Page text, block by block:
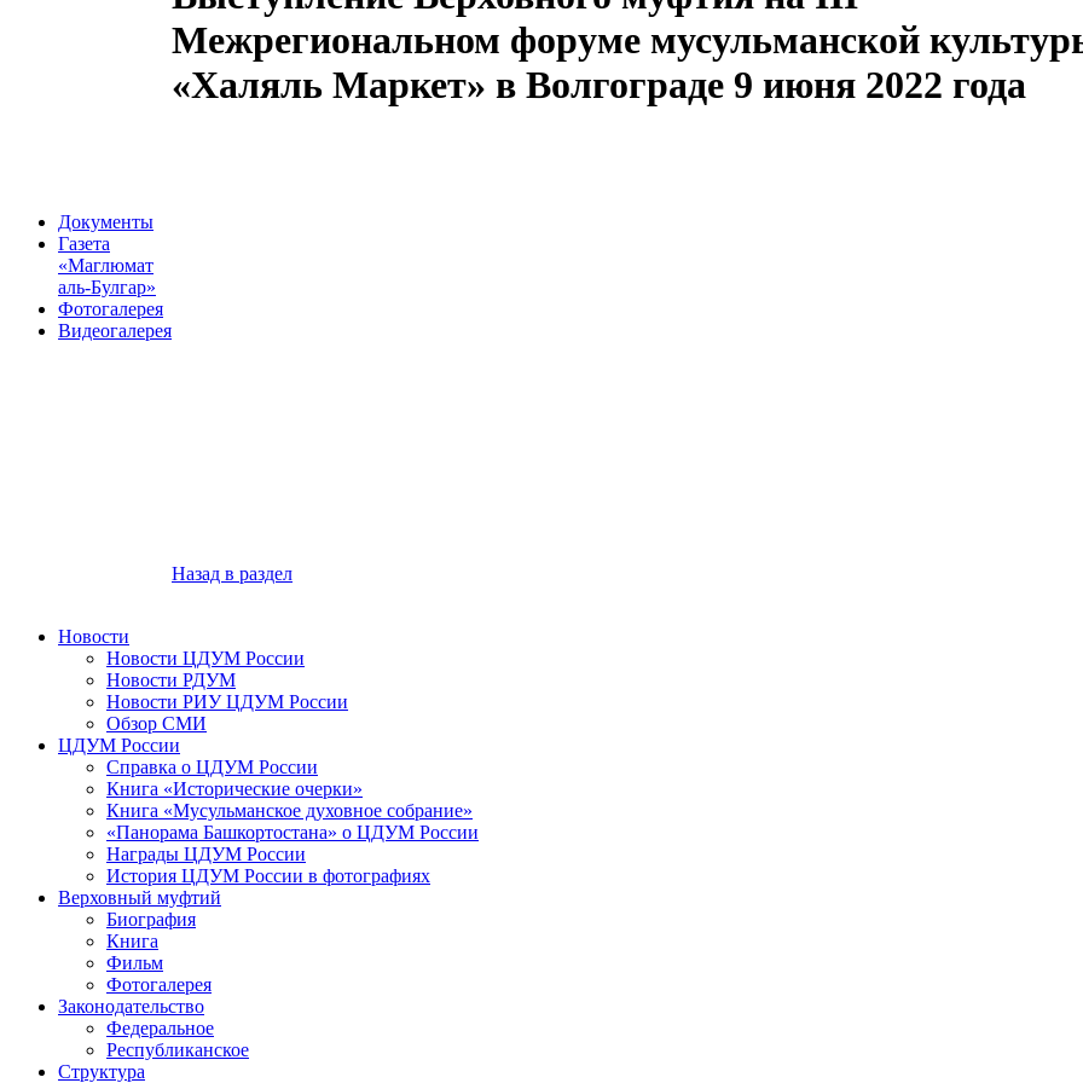
Документы
Газета
«Маглюмат
аль-Булгар»
Фотогалерея
Видеогалерея
Межрегиональном форуме мусульманской
«Халяль Маркет» в Волгограде 9 июня 2022 года
Назад в раздел
Новости
Новости ЦДУМ России
Новости РДУМ
Новости РИУ ЦДУМ России
Обзор СМИ
ЦДУМ России
Справка о ЦДУМ России
Книга «Исторические очерки»
Книга «Мусульманское духовное собрание»
«Панорама Башкортостана» о ЦДУМ России
Награды ЦДУМ России
История ЦДУМ России в фотографиях
Верховный муфтий
Биография
Книга
Фильм
Фотогалерея
Законодательство
Федеральное
Республиканское
Структура